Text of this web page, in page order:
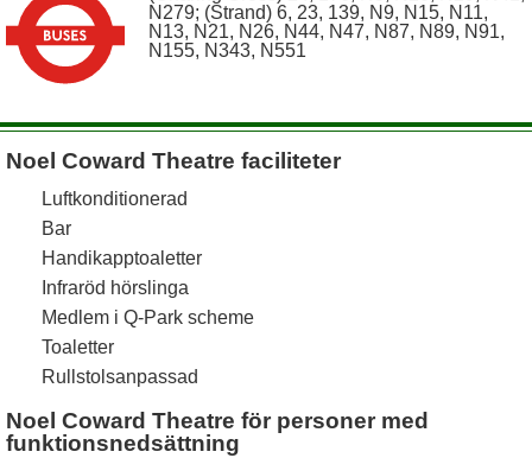
Noel Coward Theatre faciliteter
Luftkonditionerad
Bar
Handikapptoaletter
Infraröd hörslinga
Medlem i Q-Park scheme
Toaletter
Rullstolsanpassad
Noel Coward Theatre för personer med
funktionsnedsättning
N279; (Strand) 6, 23, 139, N9, N15, N11,
N13, N21, N26, N44, N47, N87, N89, N91,
N155, N343, N551